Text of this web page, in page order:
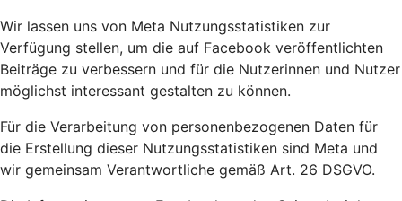
Wir lassen uns von Meta Nutzungsstatistiken zur
Verfügung stellen, um die auf Facebook veröffentlichten
Beiträge zu verbessern und für die Nutzerinnen und Nutzer
möglichst interessant gestalten zu können.
Für die Verarbeitung von personenbezogenen Daten für
die Erstellung dieser Nutzungsstatistiken sind Meta und
wir gemeinsam Verantwortliche gemäß Art. 26 DSGVO.